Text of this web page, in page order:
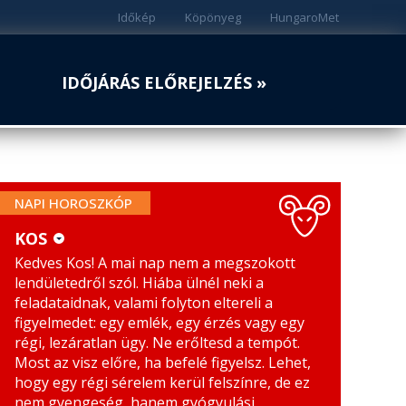
HungaroMet
Köpönyeg
Időkép
IDŐJÁRÁS ELŐREJELZÉS »
NAPI HOROSZKÓP
KOS
BIKA
IKREK
RÁK
MÉRLEG
SKORPIÓ
NYILAS
BAK
KOS
Kedves Kos! A mai nap nem a megszokott
lendületedről szól. Hiába ülnél neki a
feladataidnak, valami folyton eltereli a
figyelmedet: egy emlék, egy érzés vagy egy
régi, lezáratlan ügy. Ne erőltesd a tempót.
Most az visz előre, ha befelé figyelsz. Lehet,
hogy egy régi sérelem kerül felszínre, de ez